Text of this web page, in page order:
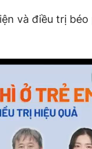
và điều trị béo